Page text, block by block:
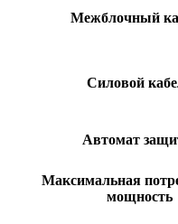
Межблочный
Силовой
Автомат
Максимальная
мощность